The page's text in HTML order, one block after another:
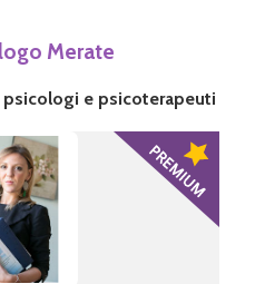
Merate
e psicoterapeuti